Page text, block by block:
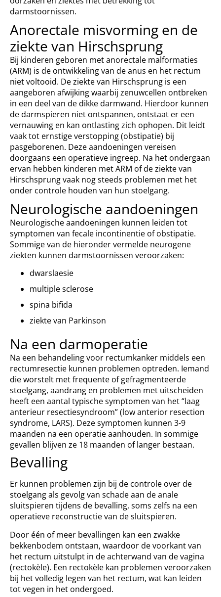
darmstoornissen.
Anorectale misvorming en de
ziekte van Hirschsprung
Bij kinderen geboren met anorectale malformaties
(ARM) is de ontwikkeling van de anus en het rectum
niet voltooid. De ziekte van Hirschsprung is een
aangeboren afwijking waarbij zenuwcellen ontbreken
in een deel van de dikke darmwand. Hierdoor kunnen
de darmspieren niet ontspannen, ontstaat er een
vernauwing en kan ontlasting zich ophopen. Dit leidt
vaak tot ernstige verstopping (obstipatie) bij
pasgeborenen. Deze aandoeningen vereisen
doorgaans een operatieve ingreep. Na het ondergaan
ervan hebben kinderen met ARM of de ziekte van
Hirschsprung vaak nog steeds problemen met het
onder controle houden van hun stoelgang.
Neurologische aandoeningen
Neurologische aandoeningen kunnen leiden tot
symptomen van fecale incontinentie of obstipatie.
Sommige van de hieronder vermelde neurogene
ziekten kunnen darmstoornissen veroorzaken:
dwarslaesie
multiple sclerose
spina bifida
ziekte van Parkinson
Na een darmoperatie
Na een behandeling voor rectumkanker middels een
rectumresectie kunnen problemen optreden. Iemand
die worstelt met frequente of gefragmenteerde
stoelgang, aandrang en problemen met uitscheiden
heeft een aantal typische symptomen van het “laag
anterieur resectiesyndroom” (low anterior resection
syndrome, LARS). Deze symptomen kunnen 3-9
maanden na een operatie aanhouden. In sommige
gevallen blijven ze 18 maanden of langer bestaan.
Bevalling
Er kunnen problemen zijn bij de controle over de
stoelgang als gevolg van schade aan de anale
sluitspieren tijdens de bevalling, soms zelfs na een
operatieve reconstructie van de sluitspieren.
Door één of meer bevallingen kan een zwakke
bekkenbodem ontstaan, waardoor de voorkant van
het rectum uitstulpt in de achterwand van de vagina
(rectokèle). Een rectokèle kan problemen veroorzaken
bij het volledig legen van het rectum, wat kan leiden
tot vegen in het ondergoed.